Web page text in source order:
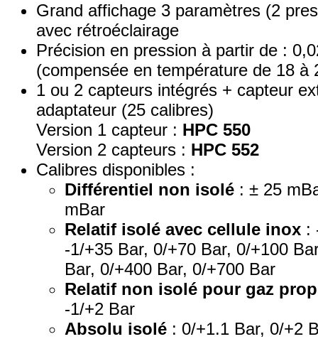
Grand affichage 3 paramètres (2
avec rétroéclairage
Précision en pression à partir de :
(compensée en température de 18 à
1 ou 2 capteurs intégrés + capteur
adaptateur (25 calibres)
Version 1 capteur : HPC 550
Version 2 capteurs : HPC 552
Calibres disponibles :
Différentiel non isolé : ± 25
mBar
Relatif isolé avec cellule inox :
-1/+35 Bar, 0/+70 Bar, 0/+100
Bar, 0/+400 Bar, 0/+700 Bar
Relatif non isolé pour gaz
-1/+2 Bar
Absolu isolé : 0/+1.1 Bar, 0/+2